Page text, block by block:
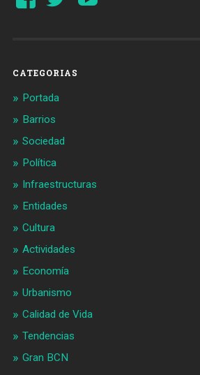
perfil
perfil
CATEGORIAS
Portada
Barrios
Sociedad
Política
Infraestructuras
Entidades
Cultura
Actividades
Economía
Urbanismo
Calidad de Vida
Tendencias
Gran BCN